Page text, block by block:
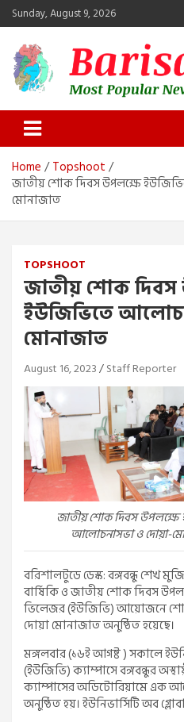
Skip
to
content
Sunday, August 9, 2026
Barisal Today
The Most Popular News Portal in
Home
Topshoot
জাতীয় শোক দিবস উপলক্ষে
মোনাজাত
TOPSHOOT
জাতীয় শোক
ইউজিভিতে
মোনাজাত
August 16, 2023 Staff Reporter
জাতীয় শোক দিবস উপলক্ষে
আলোচনাসভা ও দোয়া-
বরিশালটুডে ডেস্ক: বঙ্গবন্ধু শেখ
বার্ষিকি ও জাতীয় শোক দিবস
ভিলেজর (ইউজিভি) আয়োজনে
দোয়া মোনাজাত অনুষ্ঠিত হয়েছে।
মঙ্গলবার (১৬ই আগষ্ট ) সকালে
(ইউজিভি) ক্যাম্পাসে বঙ্গবন্ধুর
ক্যাম্পাসের অডিটোরিয়ামে এক
অনুষ্ঠিত হয়। ইউনিভার্সিটি অব